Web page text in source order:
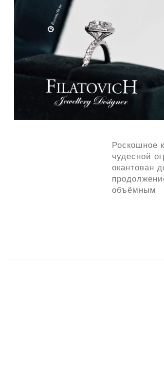
Роскошное
чудесной
окантован
объёмным.